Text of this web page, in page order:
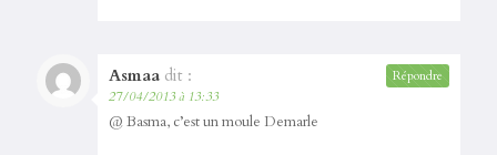
Asmaa dit :
27/04/2013 à 13:33
@ Basma, c’est un moule Demarle
Répondre